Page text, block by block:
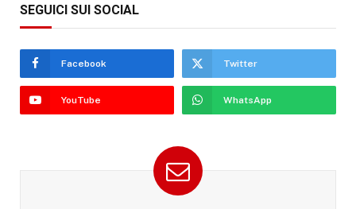
SEGUICI SUI SOCIAL
Facebook Twitter
YouTube WhatsApp